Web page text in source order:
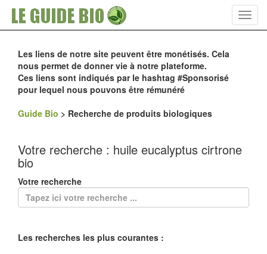
Les liens de notre site peuvent être monétisés. Cela
nous permet de donner vie à notre plateforme.
Ces liens sont indiqués par le hashtag #Sponsorisé
pour lequel nous pouvons être rémunéré
Guide Bio > Recherche de produits biologiques
Votre recherche : huile eucalyptus cirtrone
bio
Votre recherche
Les recherches les plus courantes :